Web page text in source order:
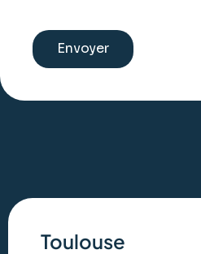
Envoyer
Toulouse